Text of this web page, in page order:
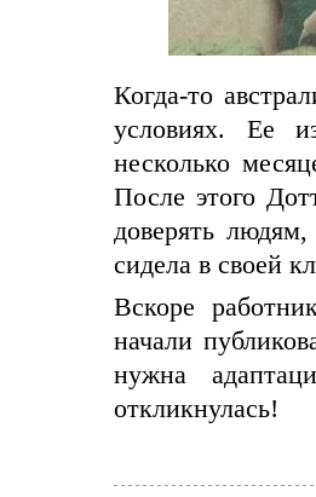
Когда-то
условиях. Ее
несколько
После этого
доверять
сидела в своей
Вскоре
начали
нужна
откликнулась!